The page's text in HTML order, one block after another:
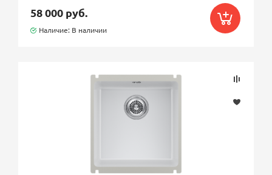
58 000 руб.
Наличие: В наличии